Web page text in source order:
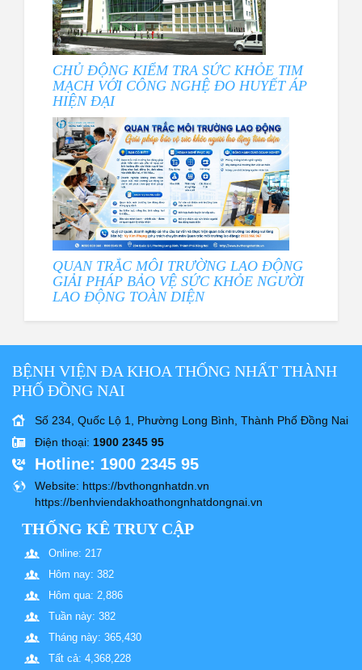
CHỦ ĐỘNG KIỂM TRA SỨC KHỎE TIM
MẠCH VỚI CÔNG NGHỆ ĐO HUYẾT ÁP
HIỆN ĐẠI
QUAN TRẮC MÔI TRƯỜNG LAO ĐỘNG
GIẢI PHÁP BẢO VỆ SỨC KHỎE NGƯỜI
LAO ĐỘNG TOÀN DIỆN
BỆNH VIỆN ĐA KHOA THỐNG NHẤT THÀNH
PHỐ ĐỒNG NAI
Số 234, Quốc Lộ 1, Phường Long Bình, Thành Phố Đồng Nai
Điện thoại: 1900 2345 95
Hotline: 1900 2345 95
Website: https://bvthongnhatdn.vn
https://benhviendakhoathongnhatdongnai.vn
THỐNG KÊ TRUY CẬP
Online: 217
Hôm nay: 382
Hôm qua: 2,886
Tuần này: 382
Tháng này: 365,430
Tất cả: 4,368,228